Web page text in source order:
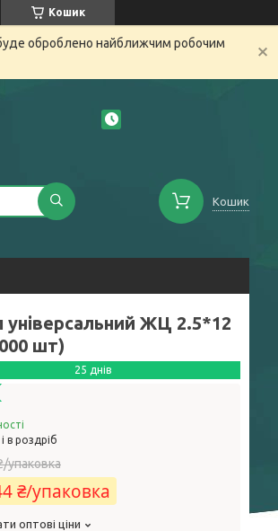
Кошик
буде оброблено найближчим робочим
Кошик
універсальний ЖЦ 2.5*12
шт)
25 днів
в роздріб
упаковка
₴/упаковка
оптові ціни